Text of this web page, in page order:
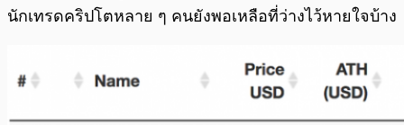
นักเทรดคริปโตหลาย ๆ คนยังพอเหลือที่ว่างไว้หายใจบ้าง